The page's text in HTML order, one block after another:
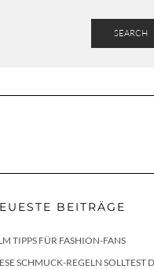
SEARCH
BEITRÄGE
TIPPS FÜR FASHION-FANS
SCHMUCK-REGELN SOLLTEST